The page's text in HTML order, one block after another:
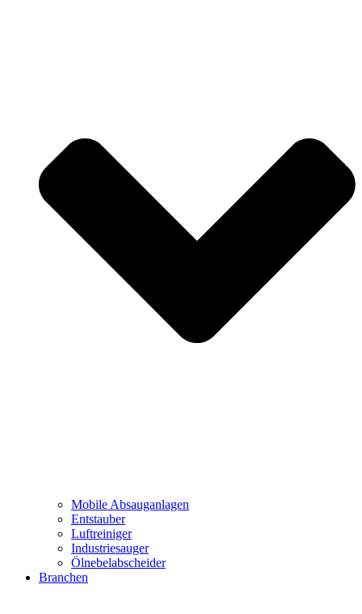
Mobile Absauganlagen
Entstauber
Luftreiniger
Industriesauger
Ölnebelabscheider
Branchen